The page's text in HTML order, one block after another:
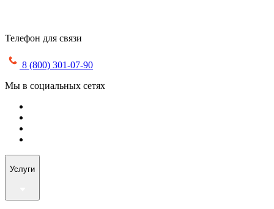
Телефон для связи
8 (800) 301-07-90
Мы в социальных сетях
Услуги